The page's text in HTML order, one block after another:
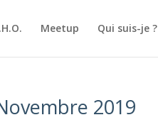
Meetup Qui suis-je ?
2019